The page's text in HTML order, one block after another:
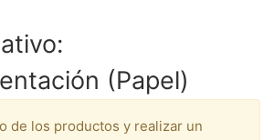
(Papel)
de los productos y realizar un